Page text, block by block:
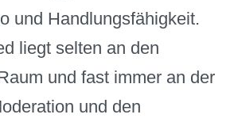
und Handlungsfähigkeit.
liegt selten an den
und fast immer an der
und den